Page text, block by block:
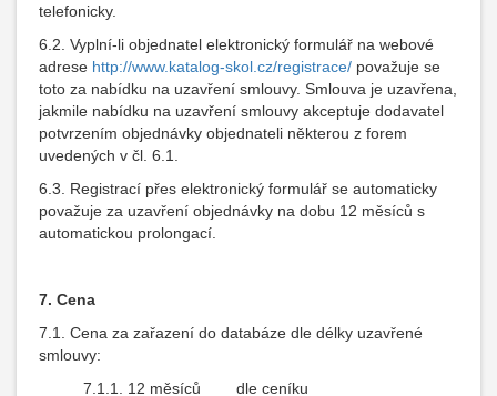
telefonicky.
6.2. Vyplní-li objednatel elektronický formulář na webové
adrese http://www.katalog-skol.cz/registrace/ považuje se
toto za nabídku na uzavření smlouvy. Smlouva je uzavřena,
jakmile nabídku na uzavření smlouvy akceptuje dodavatel
potvrzením objednávky objednateli některou z forem
uvedených v čl. 6.1.
6.3. Registrací přes elektronický formulář se automaticky
považuje za uzavření objednávky na dobu 12 měsíců s
automatickou prolongací.
7. Cena
7.1. Cena za zařazení do databáze dle délky uzavřené
smlouvy:
7.1.1. 12 měsíců dle ceníku